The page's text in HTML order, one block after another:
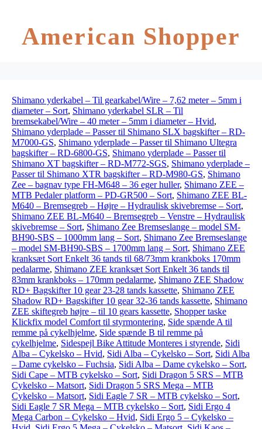
American Shopper
Shimano yderkabel – Til gearkabel/Wire – 7,62 meter – 5mm i
diameter – Sort, Shimano yderkabel SLR – Til
bremsekabel/Wire – 40 meter – 5mm i diameter – Hvid,
Shimano yderplade – Passer til Shimano SLX bagskifter – RD-
M7000-GS, Shimano yderplade – Passer til Shimano Ultegra
bagskifter – RD-6800-GS, Shimano yderplade – Passer til
Shimano XT bagskifter – RD-M772-SGS, Shimano yderplade –
Passer til Shimano XTR bagskifter – RD-M980-GS, Shimano
Zee – bagnav type FH-M648 – 36 eger huller, Shimano ZEE –
MTB Pedaler platform – PD-GR500 – Sort, Shimano ZEE BL-
M640 – Bremsegreb – Højre – Hydraulisk skivebremse – Sort,
Shimano ZEE BL-M640 – Bremsegreb – Venstre – Hydraulisk
skivebremse – Sort, Shimano Zee Bremseslange – model SM-
BH90-SBS – 1000mm lang – Sort, Shimano Zee Bremseslange
– model SM-BH90-SBS – 1700mm lang – Sort, Shimano ZEE
kranksæt Sort Enkelt 36 tands til 68/73mm krankboks 170mm
pedalarme, Shimano ZEE kranksæt Sort Enkelt 36 tands til
83mm krankboks – 170mm pedalarme, Shimano ZEE Shadow
RD+ Bagskifter 10 gear 23-28 tands kassette, Shimano ZEE
Shadow RD+ Bagskifter 10 gear 32-36 tands kassette, Shimano
ZEE skiftegreb højre – til 10 gears kassette, Shopper taske
Klickfix model Comfort til styrmontering, Side spænde A til
remme på cykelhjelme, Side spænde B til remme på
cykelhjelme, Sidespejl Bike Attitude Monteres i styrende, Sidi
Alba – Cykelsko – Hvid, Sidi Alba – Cykelsko – Sort, Sidi Alba
– Dame cykelsko – Fuchsia, Sidi Alba – Dame cykelsko – Sort,
Sidi Cape – MTB cykelsko – Sort, Sidi Dragon 5 SRS – MTB
Cykelsko – Matsort, Sidi Dragon 5 SRS Mega – MTB
Cykelsko – Matsort, Sidi Eagle 7 SR – MTB cykelsko – Sort,
Sidi Eagle 7 SR Mega – MTB cykelsko – Sort, Sidi Ergo 4
Mega Carbon – Cykelsko – Hvid, Sidi Ergo 5 – Cykelsko –